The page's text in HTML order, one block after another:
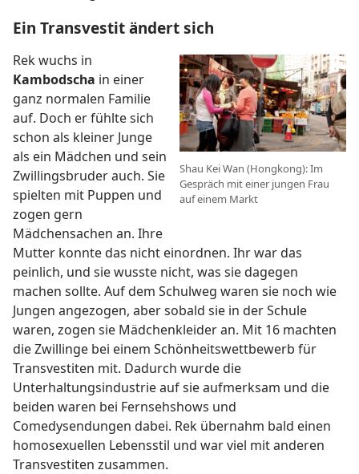
Ein Transvestit ändert sich
Shau Kei Wan (Hongkong): Im
Gespräch mit einer jungen Frau
auf einem Markt
Rek wuchs in
Kambodscha in einer
ganz normalen Familie
auf. Doch er fühlte sich
schon als kleiner Junge
als ein Mädchen und sein
Zwillingsbruder auch. Sie
spielten mit Puppen und
zogen gern
Mädchensachen an. Ihre
Mutter konnte das nicht einordnen. Ihr war das
peinlich, und sie wusste nicht, was sie dagegen
machen sollte. Auf dem Schulweg waren sie noch wie
Jungen angezogen, aber sobald sie in der Schule
waren, zogen sie Mädchenkleider an. Mit 16 machten
die Zwillinge bei einem Schönheitswettbewerb für
Transvestiten mit. Dadurch wurde die
Unterhaltungsindustrie auf sie aufmerksam und die
beiden waren bei Fernsehshows und
Comedysendungen dabei. Rek übernahm bald einen
homosexuellen Lebensstil und war viel mit anderen
Transvestiten zusammen.